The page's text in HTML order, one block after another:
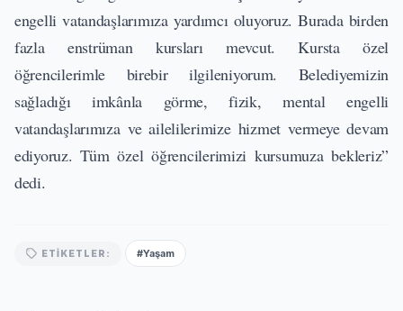
engelli vatandaşlarımıza yardımcı oluyoruz. Burada birden
fazla enstrüman kursları mevcut. Kursta özel
öğrencilerimle birebir ilgileniyorum. Belediyemizin
sağladığı imkânla görme, fizik, mental engelli
vatandaşlarımıza ve ailelilerimize hizmet vermeye devam
ediyoruz. Tüm özel öğrencilerimizi kursumuza bekleriz”
dedi.
ETIKETLER: #Yaşam